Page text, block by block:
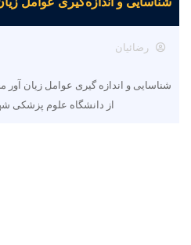
رضائیان
شناسایی و اندازه گیری عوامل زیان آور
از دانشگاه علوم پزشکی شهید